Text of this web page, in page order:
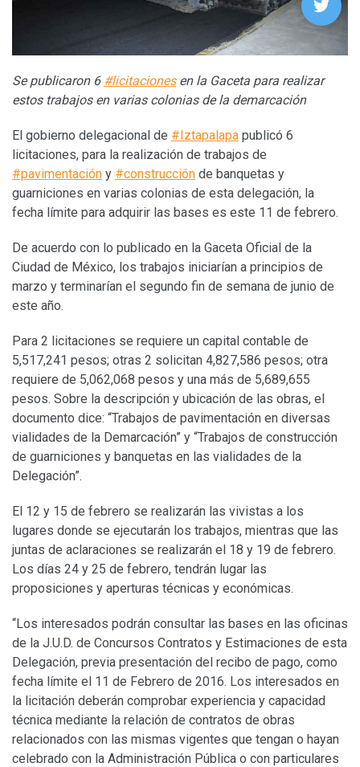
Se publicaron 6 #licitacionesen la Gaceta para realizar
estos trabajos en varias colonias de la demarcación
El gobierno delegacional de #Iztapalapa publicó 6
licitaciones, para la realización de trabajos de
#pavimentación y #construcción de banquetas y
guarniciones en varias colonias de esta delegación, la
fecha límite para adquirir las bases es este 11 de febrero.
De acuerdo con lo publicado en la Gaceta Oficial de la
Ciudad de México, los trabajos iniciarían a principios de
marzo y terminarían el segundo fin de semana de junio de
este año.
Para 2 licitaciones se requiere un capital contable de
5,517,241 pesos; otras 2 solicitan 4,827,586 pesos; otra
requiere de 5,062,068 pesos y una más de 5,689,655
pesos. Sobre la descripción y ubicación de las obras, el
documento dice: “Trabajos de pavimentación en diversas
vialidades de la Demarcación” y “Trabajos de construcción
de guarniciones y banquetas en las vialidades de la
Delegación”.
El 12 y 15 de febrero se realizarán las vivistas a los
lugares donde se ejecutarán los trabajos, mientras que las
juntas de aclaraciones se realizarán el 18 y 19 de febrero.
Los días 24 y 25 de febrero, tendrán lugar las
proposiciones y aperturas técnicas y económicas.
“Los interesados podrán consultar las bases en las oficinas
de la J.U.D. de Concursos Contratos y Estimaciones de esta
Delegación, previa presentación del recibo de pago, como
fecha límite el 11 de Febrero de 2016. Los interesados en
la licitación deberán comprobar experiencia y capacidad
técnica mediante la relación de contratos de obras
relacionados con las mismas vigentes que tengan o hayan
celebrado con la Administración Pública o con particulares